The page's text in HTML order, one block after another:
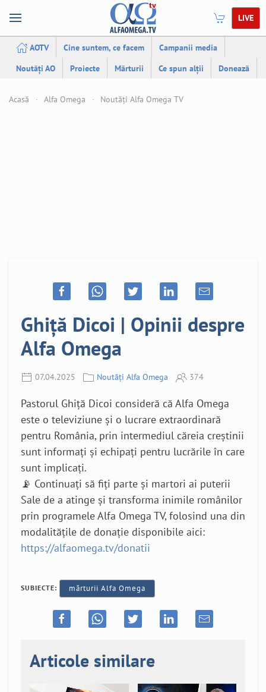
LIVE
AOTV Cine suntem, ce facem
Campanii media
Noutăți AO
Proiecte Mărturii Ce spun alții Donează
Acasă Alfa Omega Noutăți Alfa Omega TV
Ghiță Dicoi | Opinii despre
Alfa Omega
07.04.2025 Noutăți Alfa Omega 374
Pastorul Ghiță Dicoi consideră că Alfa Omega
este o televiziune și o lucrare extraordinară
pentru România, prin intermediul căreia creștinii
sunt informați și echipați pentru lucrările în care
sunt implicați.
📡 Continuați să fiți parte și martori ai puterii
Sale de a atinge și transforma inimile românilor
prin programele Alfa Omega TV, folosind una din
modalitățile de donație disponibile aici:
https://alfaomega.tv/donatii
SUBIECTE: mărturii Alfa Omega
Articole similare